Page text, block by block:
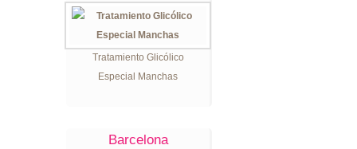
Tratamiento Glicólico
Especial Manchas
Barcelona